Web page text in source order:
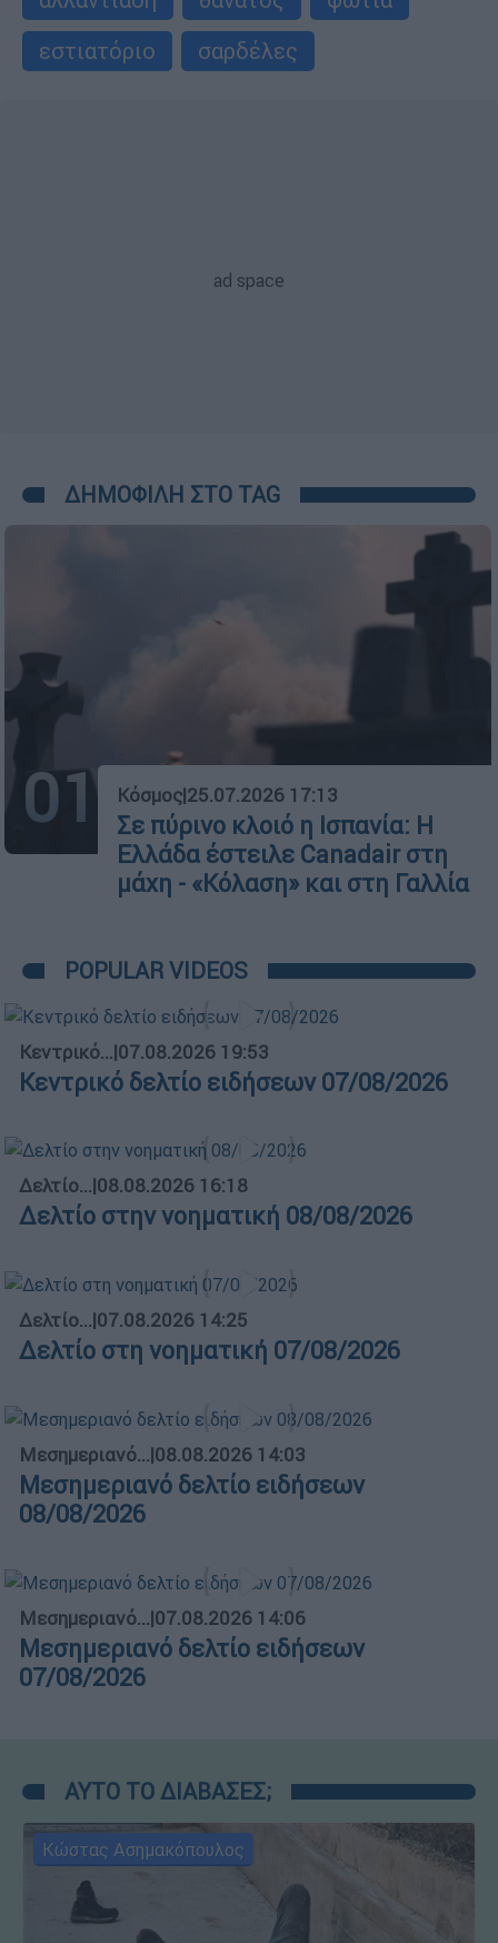
εστιατόριο
σαρδέλες
ΔΗΜΟΦΙΛΗ ΣΤΟ TAG
01 Κόσμος|25.07.2026 17:13
Σε πύρινο κλοιό η Ισπανία: Η
Ελλάδα έστειλε Canadair στη
μάχη - «Κόλαση» και στη Γαλλία
POPULAR VIDEOS
Κεντρικό...|07.08.2026 19:53
Κεντρικό δελτίο ειδήσεων 07/08/2026
Δελτίο...|08.08.2026 16:18
Δελτίο στην νοηματική 08/08/2026
Δελτίο...|07.08.2026 14:25
Δελτίο στη νοηματική 07/08/2026
Μεσημεριανό...|08.08.2026 14:03
Μεσημεριανό δελτίο ειδήσεων
08/08/2026
Μεσημεριανό...|07.08.2026 14:06
Μεσημεριανό δελτίο ειδήσεων
07/08/2026
ΑΥΤΟ ΤΟ ΔΙΑΒΑΣΕΣ;
Κώστας Ασημακόπουλος